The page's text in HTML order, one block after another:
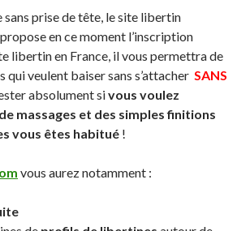
sans prise de tête, le site libertin
propose en ce moment l’inscription
libertin en France, il vous permettra de
veulent baiser sans s’attacher SANS
absolument sivous voulez
massages et des simples finitions
vous êtes habitué !
vous aurez notamment :